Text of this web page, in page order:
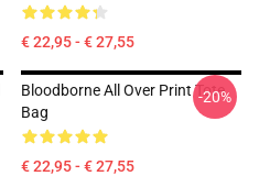
€ 22,95 - € 27,55
Bloodborne All Over Print Tote
Bag
€ 22,95 - € 27,55
-20%